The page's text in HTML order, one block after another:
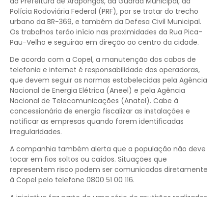
Polícia Rodoviária Federal (PRF), por se tratar do trecho
urbano da BR-369, e também da Defesa Civil Municipal.
Os trabalhos terão início nas proximidades da Rua Pica-
Pau-Velho e seguirão em direção ao centro da cidade.
De acordo com a Copel, a manutenção dos cabos de
telefonia e internet é responsabilidade das operadoras,
que devem seguir as normas estabelecidas pela Agência
Nacional de Energia Elétrica (Aneel) e pela Agência
Nacional de Telecomunicações (Anatel). Cabe à
concessionária de energia fiscalizar as instalações e
notificar as empresas quando forem identificadas
irregularidades.
A companhia também alerta que a população não deve
tocar em fios soltos ou caídos. Situações que
representem risco podem ser comunicadas diretamente
à Copel pelo telefone 0800 51 00 116.